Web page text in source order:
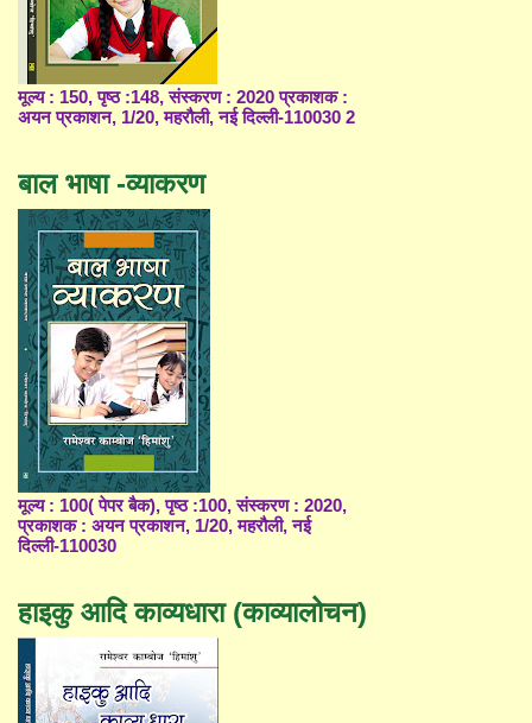
मूल्य : 150, पृष्ठ :148, संस्करण : 2020 प्रकाशक :
अयन प्रकाशन, 1/20, महरौली, नई दिल्ली-110030 2
बाल भाषा -व्याकरण
मूल्य : 100( पेपर बैक), पृष्ठ :100, संस्करण : 2020,
प्रकाशक : अयन प्रकाशन, 1/20, महरौली, नई
दिल्ली-110030
हाइकु आदि काव्यधारा (काव्यालोचन)